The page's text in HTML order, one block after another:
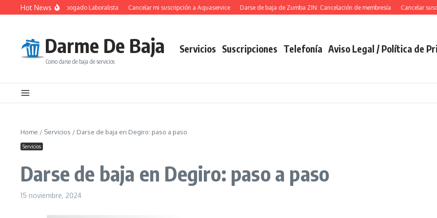
Saltar al contenido
Hot News
de un Abogado Laboralista Cancelar mi suscripción a Aquaservice Darse de baja de Zumba ZIN: Cancelación de membresía Cancelar
Darme De Baja
Como darse de baja de servicios
Servicios Suscripciones Telefonía Aviso Legal / Política de
Home / Servicios / Darse de baja en Degiro: paso a paso
Servicios
Darse de baja en Degiro: paso a paso
15 noviembre, 2024